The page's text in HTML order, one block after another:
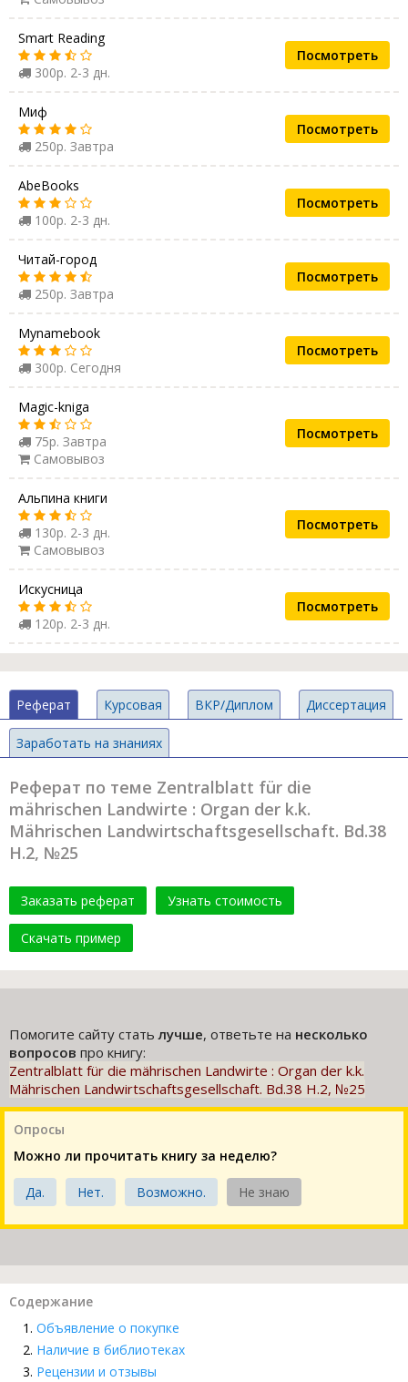
Smart Reading
300р. 2-3 дн.
Посмотреть
Миф
250р. Завтра
Посмотреть
AbeBooks
100р. 2-3 дн.
Посмотреть
Читай-город
250р. Завтра
Посмотреть
Mynamebook
300р. Сегодня
Посмотреть
Magic-kniga
75р. Завтра
Самовывоз
Посмотреть
Альпина книги
130р. 2-3 дн.
Самовывоз
Посмотреть
Искусница
120р. 2-3 дн.
Посмотреть
Реферат Курсовая ВКР/Диплом Диссертация
Заработать на знаниях
Реферат по теме Zentralblatt für die
mährischen Landwirte : Organ der k.k.
Mährischen Landwirtschaftsgesellschaft. Bd.38
H.2, №25
Заказать реферат Узнать стоимость
Скачать пример
Помогите сайту статьлучше, ответьте на несколько
вопросов про книгу:
Zentralblatt für die mährischen Landwirte : Organ der k.k.
Mährischen Landwirtschaftsgesellschaft. Bd.38 H.2, №25
Опросы
Можно ли прочитать книгу за неделю?
Да. Нет. Возможно. Не знаю
Содержание
Объявление о покупке
Наличие в библиотеках
Рецензии и отзывы